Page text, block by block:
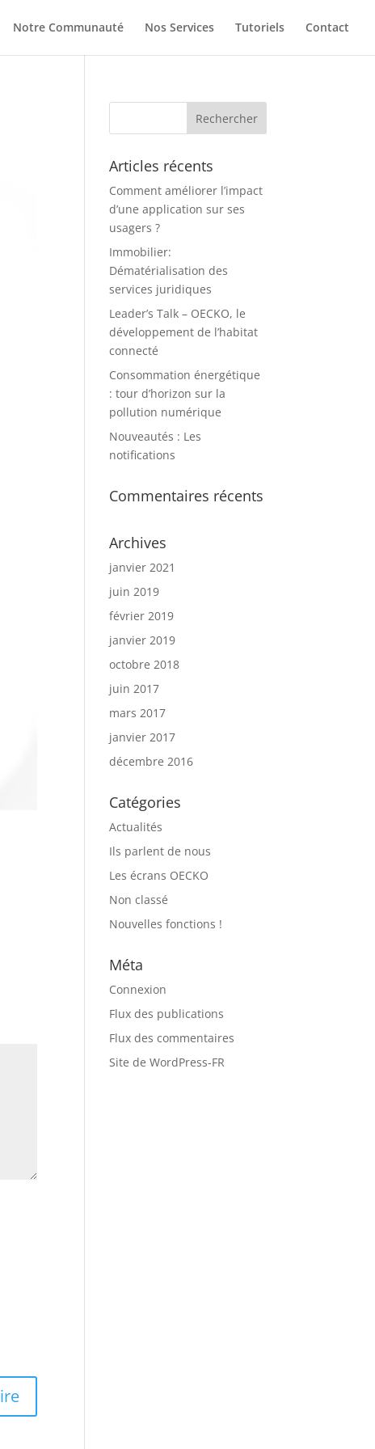
Notre Communauté Nos Services Tutoriels Contact
Articles récents
Comment améliorer l’impact
d’une application sur ses
usagers ?
Immobilier:
Dématérialisation des
services juridiques
Leader’s Talk – OECKO, le
développement de l’habitat
connecté
Consommation énergétique
: tour d’horizon sur la
pollution numérique
Nouveautés : Les
notifications
Commentaires récents
Archives
janvier 2021
juin 2019
février 2019
janvier 2019
octobre 2018
juin 2017
mars 2017
janvier 2017
décembre 2016
Catégories
Actualités
Ils parlent de nous
Les écrans OECKO
Non classé
Nouvelles fonctions !
Méta
Connexion
Flux des publications
Flux des commentaires
Site de WordPress-FR